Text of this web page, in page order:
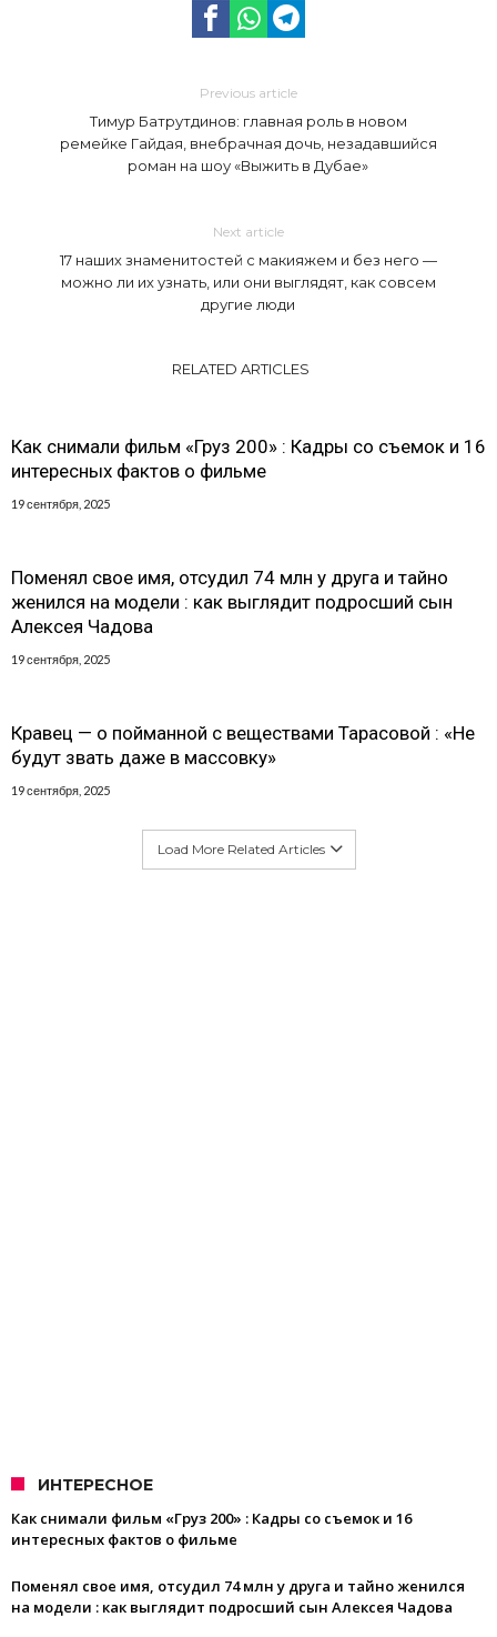
Previous article
Тимур Батрутдинов: главная роль в новом
ремейке Гайдая, внебрачная дочь, незадавшийся
роман на шоу «Выжить в Дубае»
Next article
17 наших знаменитостей с макияжем и без него —
можно ли их узнать, или они выглядят, как совсем
другие люди
RELATED ARTICLES
Как снимали фильм «Груз 200» : Кадры со съемок и 16
интересных фактов о фильме
19 сентября, 2025
Поменял свое имя, отсудил 74 млн у друга и тайно
женился на модели : как выглядит подросший сын
Алексея Чадова
19 сентября, 2025
Кравец — о пойманной с веществами Тарасовой : «Не
будут звать даже в массовку»
19 сентября, 2025
Load More Related Articles
ИНТЕРЕСНОЕ
Как снимали фильм «Груз 200» : Кадры со съемок и 16
интересных фактов о фильме
Поменял свое имя, отсудил 74 млн у друга и тайно женился
на модели : как выглядит подросший сын Алексея Чадова